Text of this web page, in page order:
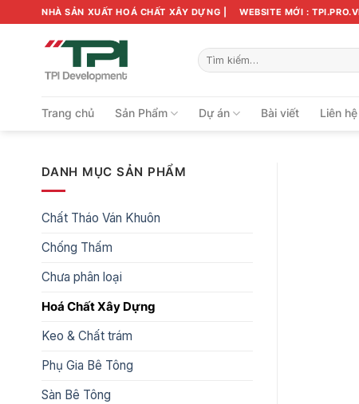
qua
NHÀ SẢN XUẤT HOÁ CHẤT XÂY DỰNG | WEBSITE MỚI :
Tìm
kiếm:
Trang chủ Sản Phẩm Dự án Bài viết Liên hệ
DANH MỤC SẢN PHẨM
Chất Tháo Ván Khuôn
Chống Thấm
Chưa phân loại
Hoá Chất Xây Dựng
Keo & Chất trám
Phụ Gia Bê Tông
Sàn Bê Tông